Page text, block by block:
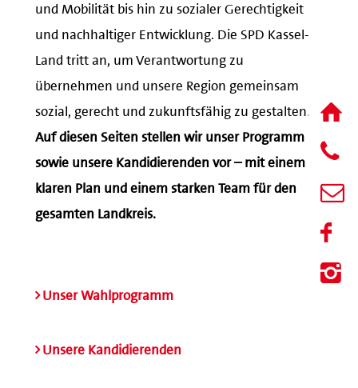
und Mobilität bis hin zu sozialer Gerechtigkeit
und nachhaltiger Entwicklung. Die SPD Kassel-
Land tritt an, um Verantwortung zu
übernehmen und unsere Region gemeinsam
sozial, gerecht und zukunftsfähig zu gestalten.
Auf diesen Seiten stellen wir unser Programm
sowie unsere Kandidierenden vor – mit einem
klaren Plan und einem starken Team für den
gesamten Landkreis.
Unser Wahlprogramm
Unsere Kandidierenden